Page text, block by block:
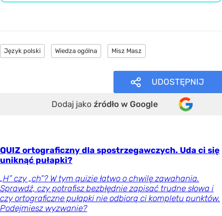
Język polski Wiedza ogólna Misz Masz
UDOSTĘPNIJ
Dodaj jako źródło w Google
QUIZ ortograficzny dla spostrzegawczych. Uda ci się
uniknąć pułapki?
„H” czy „ch”? W tym quizie łatwo o chwilę zawahania.
Sprawdź, czy potrafisz bezbłędnie zapisać trudne słowa i
czy ortograficzne pułapki nie odbiorą ci kompletu punktów.
Podejmiesz wyzwanie?